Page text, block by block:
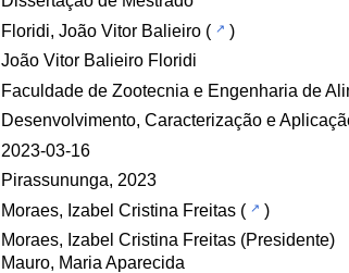
Floridi, João Vitor Balieiro (
)
João Vitor Balieiro Floridi
Faculdade de Zootecnia e Engenharia de
Desenvolvimento, Caracterização e
2023-03-16
Pirassununga, 2023
Moraes, Izabel Cristina Freitas (
)
Moraes, Izabel Cristina Freitas (Presidente)
Mauro, Maria Aparecida